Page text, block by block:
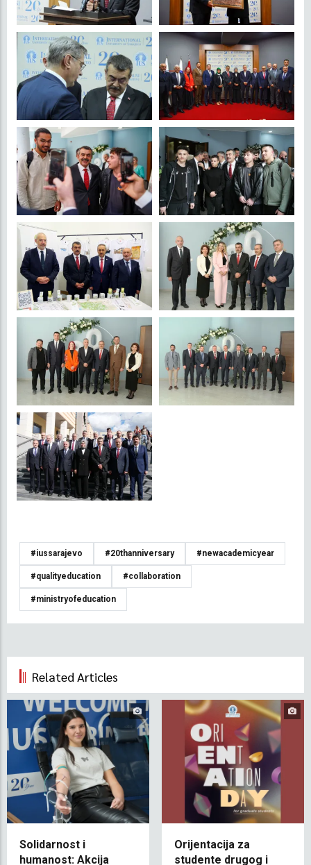
#iussarajevo #20thanniversary #newacademicyear
#qualityeducation #collaboration
#ministryofeducation
Related Articles
Solidarnost i
humanost: Akcija
Orijentacija za
studente drugog i